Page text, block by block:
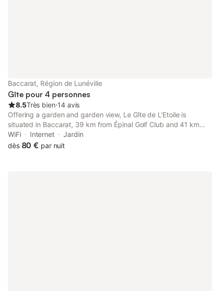
Baccarat, Région de Lunéville
Gîte pour 4 personnes
8.5Très bien⋅14 avis
Offering a garden and garden view, Le Gîte de L'Etoile is
situated in Baccarat, 39 km from Épinal Golf Club and 41 km
from Vosges Square. Both free WiFi and parking on-site are
accessible at the apartment free of charge.
WiFi Internet
Jardin
dès 80 € par nuit